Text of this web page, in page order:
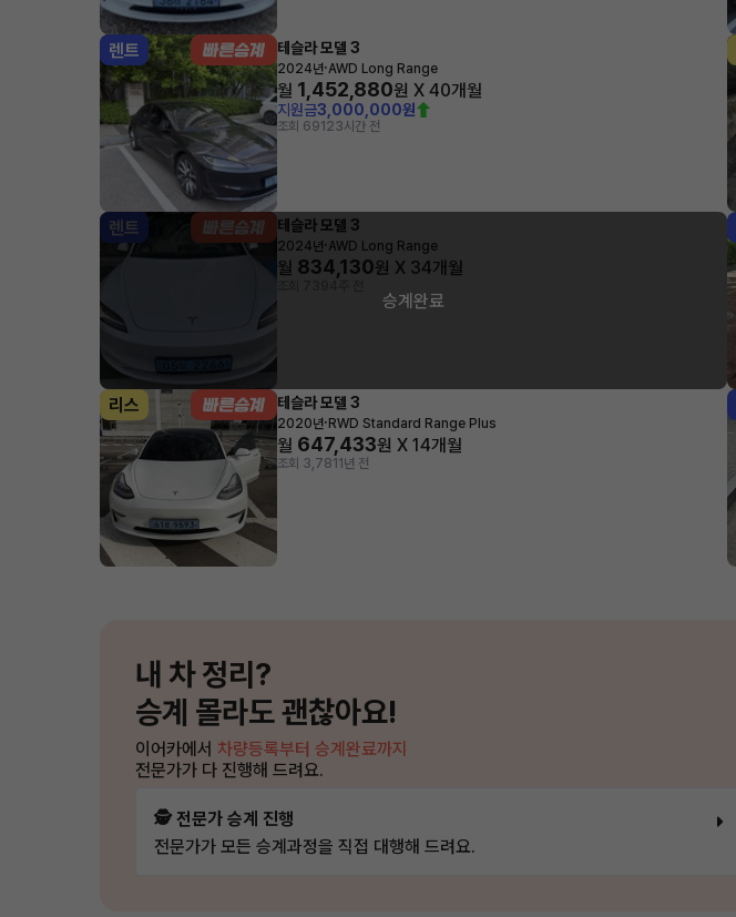
렌트 테슬라 모델 3
2024년·AWD Long Range
월 1,452,880원 X 40개월
지원금3,000,000원
조회 691 23시간 전
렌트 테슬라 모델 3
2024년· AWD Long Range
월 834,130원 X 34개월
승계완료
리스 테슬라 모델 3
2020년· RWD Standard Range Plus
월 647,433원 X 14개월
조회 3,781 1년 전
내 차 정리?
승계 몰라도 괜찮아요!
이어카에서 차량등록부터 승계완료까지
전문가가 다 진행해 드려요.
🕵️ 전문가 승계 진행
전문가가 모든 승계과정을 직접 대행해 드려요.